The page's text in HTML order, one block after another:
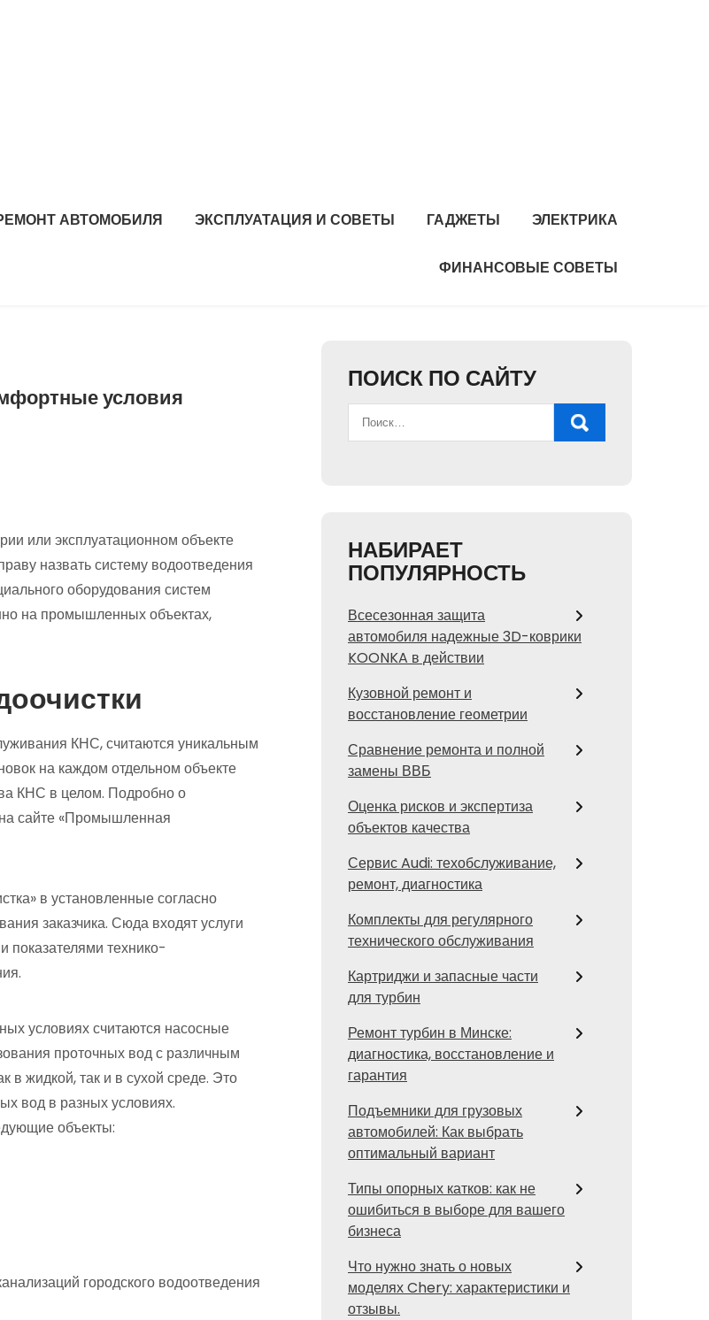
АВТОМОБИЛЯ ЭКСПЛУАТАЦИЯ И СОВЕТЫ ГАДЖЕТЫ ЭЛЕКТРИКА
ФИНАНСОВЫЕ СОВЕТЫ
условия
или эксплуатационном объекте
назвать систему водоотведения
оборудования систем
на промышленных объектах,
КНС, считаются уникальным
на каждом отдельном объекте
КНС в целом. Подробно о
сайте «Промышленная
в установленные согласно
заказчика. Сюда входят услуги
показателями технико-
условиях считаются насосные
проточных вод с различным
в жидкой, так и в сухой среде. Это
вод в разных условиях.
объекты:
городского водоотведения
ПОИСК ПО САЙТУ
НАБИРАЕТ
ПОПУЛЯРНОСТЬ
Всесезонная защита
автомобиля надежные 3D-коврики
KOONKA в действии
Кузовной ремонт и
восстановление геометрии
Сравнение ремонта и полной
замены ВВБ
Оценка рисков и экспертиза
объектов качества
Сервис Audi: техобслуживание,
ремонт, диагностика
Комплекты для регулярного
технического обслуживания
Картриджи и запасные части
для турбин
Ремонт турбин в Минске:
диагностика, восстановление и
гарантия
Подъемники для грузовых
автомобилей: Как выбрать
оптимальный вариант
Типы опорных катков: как не
ошибиться в выборе для вашего
бизнеса
Что нужно знать о новых
моделях Chery: характеристики и
отзывы.